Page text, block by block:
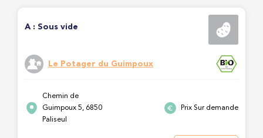
A : Sous vide
Le Potager du Guimpoux
Chemin de
Guimpoux 5, 6850
Paliseul
Prix Sur demande